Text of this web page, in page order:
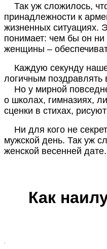
Так уж сложилось,
принадлежности к
жизненных ситуациях.
понимает: чем бы он ни
женщины –
Каждую секунду
логичным поздравлять
Но у мирной
о школах, гимназиях,
сценки в стихах,
Ни для кого не
мужской день. Так уж
женской весенней
Как